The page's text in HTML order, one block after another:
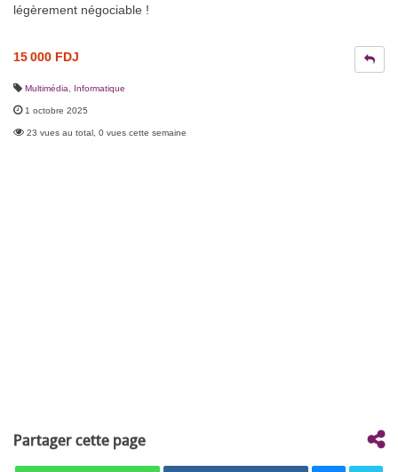
légèrement négociable !
15 000 FDJ
Multimédia Informatique
1 octobre 2025
23 vues au total, 0 vues cette semaine
Partager cette page